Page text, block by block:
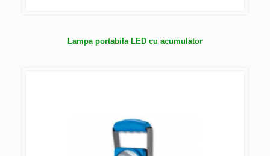
Lampa portabila LED cu acumulator